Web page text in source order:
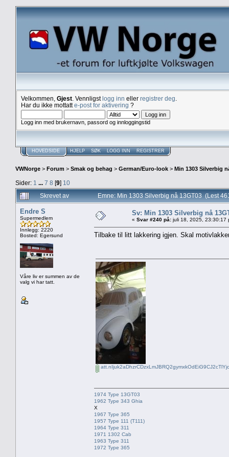
Velkommen, Gjest . Vennligstlogg inn eller registrer deg
Har du ikke mottatte-post for aktivering ?
Logg inn med brukernavn, passord og innloggingstid
HOVEDSIDE HJELP SØK LOGG INN REGISTRER
VWNorge > Forum > Smak og behag > German/Euro-look > Min 1303 Silverbig
Sider: 1 ... 7 8 [9] 10
Skrevet av
Emne: Min 1303 Silverbig nå 13GT03 (Lest
Endre S
Supermedlem
Innlegg: 2220
Bosted: Egersund
Våre liv er summen av de
valg vi har tatt.
Sv: Min 1303 Silverbig nå
« Svar #240 på: juli 18, 2025, 23:30:17
Tilbake til litt lakkering igjen. Skal
1974 Type 13GT03
1962 Type 343 Ghia
X
1967 Type 365
1957 Type 111 (T111)
1964 Type 311
1971 1302 Cab
1963 Type 311
1972 Type 365